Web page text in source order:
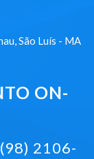
São Luís - MA
ON-
2106-